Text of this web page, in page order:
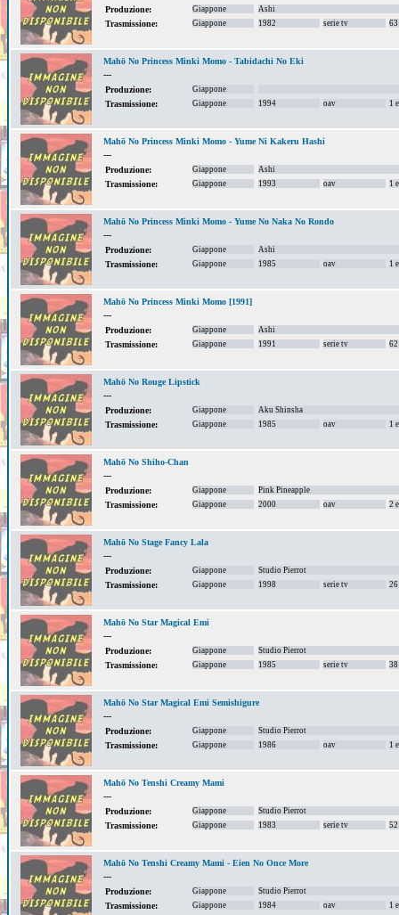
Produzione:
Giappone Ashi
Trasmissione: Giappone 1982 serie tv 63
Mahō No Princess Minki Momo - Tabidachi No Eki
---
Produzione:
Giappone
Trasmissione: Giappone 1994 oav 1
Mahō No Princess Minki Momo - Yume Ni Kakeru Hashi
---
Produzione:
Giappone Ashi
Trasmissione: Giappone 1993 oav 1
Mahō No Princess Minki Momo - Yume No Naka No Rondo
---
Produzione:
Giappone Ashi
Trasmissione: Giappone 1985 oav 1
Mahō No Princess Minki Momo [1991]
---
Produzione:
Giappone Ashi
Trasmissione: Giappone 1991 serie tv 62
Mahō No Rouge Lipstick
---
Produzione:
Giappone Aku Shinsha
Trasmissione: Giappone 1985 oav 1
Mahō No Shiho-Chan
---
Produzione:
Giappone Pink Pineapple
Trasmissione: Giappone 2000 oav 2
Mahō No Stage Fancy Lala
---
Produzione:
Giappone Studio Pierrot
Trasmissione: Giappone 1998 serie tv 26
Mahō No Star Magical Emi
---
Produzione:
Giappone Studio Pierrot
Trasmissione: Giappone 1985 serie tv 38
Mahō No Star Magical Emi Semishigure
---
Produzione:
Giappone Studio Pierrot
Trasmissione: Giappone 1986 oav 1
Mahō No Tenshi Creamy Mami
---
Produzione:
Giappone Studio Pierrot
Trasmissione: Giappone 1983 serie tv 52
Mahō No Tenshi Creamy Mami - Eien No Once More
---
Produzione:
Giappone Studio Pierrot
Trasmissione: Giappone 1984 oav 1